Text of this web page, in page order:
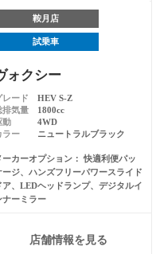
鞍月店
試乗車
ォクシー
レード
HEV S-Z
排気量
1800cc
動
4WD
ラー
ニュートラルブラック
ーカーオプション
快適利便パッ
ージ、ハンズフリーパワースライド
ア、LEDヘッドランプ、デジタルイ
ナーミラー
店舗情報を見る